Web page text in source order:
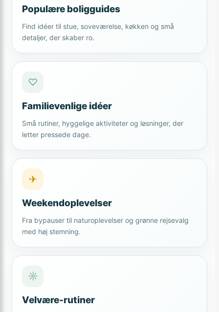
Populære boligguides
Find idéer til stue, soveværelse, køkken og små
detaljer, der skaber ro.
♡
Familievenlige idéer
Små rutiner, hyggelige aktiviteter og løsninger, der
letter pressede dage.
✈
Weekendoplevelser
Fra bypauser til naturoplevelser og grønne rejsevalg
med høj stemning.
☼
Velvære-rutiner